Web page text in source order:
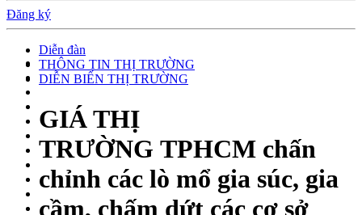
Đăng ký
Diễn đàn
THÔNG TIN THỊ TRƯỜNG
DIỄN BIẾN THỊ TRƯỜNG
GIÁ THỊ
TRƯỜNG TPHCM chấn
chỉnh các lò mổ gia súc, gia
cầm, chấm dứt các cơ sở